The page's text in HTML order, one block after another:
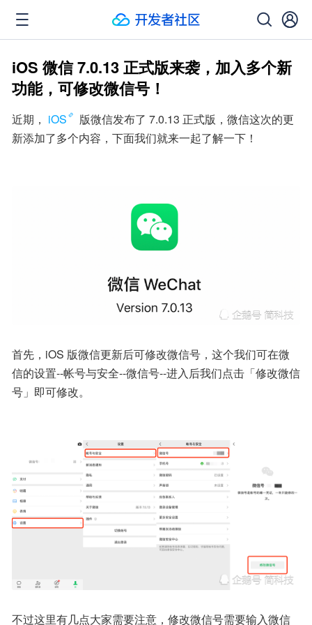
iOS 微信 7.0.13 正式版来袭，加入多个新
功能，可修改微信号！
近期， iOS
版微信发布了 7.0.13 正式版，微信这次的更
新添加了多个内容，下面我们就来一起了解一下！
首先，iOS 版微信更新后可修改微信号，这个我们可在微
信的设置--帐号与安全--微信号--进入后我们点击「修改微信
号」即可修改。
不过这里有几点大家需要注意，修改微信号需要输入微信